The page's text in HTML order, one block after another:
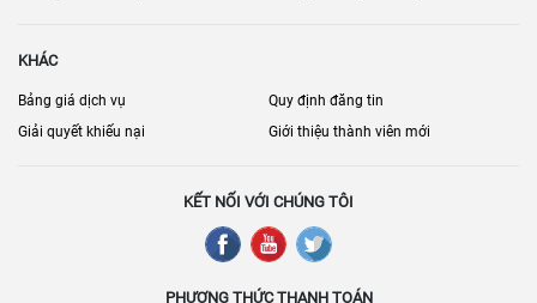
KHÁC
Bảng giá dịch vụ
Quy định đăng tin
Giải quyết khiếu nại
Giới thiệu thành viên mới
KẾT NỐI VỚI CHÚNG TÔI
PHƯƠNG THỨC THANH TOÁN